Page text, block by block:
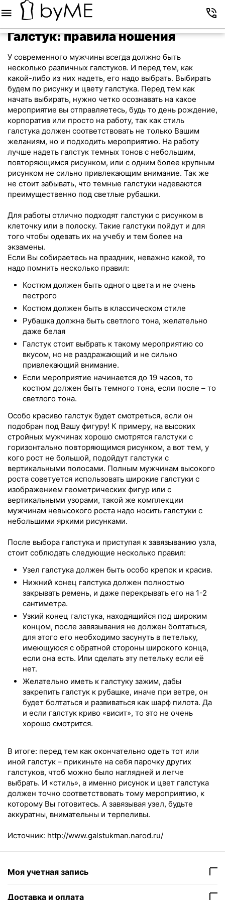
Галстук: правила ношения
У современного мужчины всегда должно быть
несколько различных галстуков. И перед тем, как
какой-либо из них надеть, его надо выбрать. Выбирать
будем по рисунку и цвету галстука. Перед тем как
начать выбирать, нужно четко осознавать на какое
мероприятие вы отправляетесь, будь то день рождение,
корпоратив или просто на работу, так как стиль
галстука должен соответствовать не только Вашим
желаниям, но и подходить мероприятию. На работу
лучше надеть галстук темных тонов с небольшим,
повторяющимся рисунком, или с одним более крупным
рисунком не сильно привлекающим внимание. Так же
не стоит забывать, что темные галстуки надеваются
преимущественно под светлые рубашки.
Для работы отлично подходят галстуки с рисунком в
клеточку или в полоску. Такие галстуки пойдут и для
того чтобы одевать их на учебу и тем более на
экзамены.
Если Вы собираетесь на праздник, неважно какой, то
надо помнить несколько правил:
Костюм должен быть одного цвета и не очень
пестрого
Костюм должен быть в классическом стиле
Рубашка должна быть светлого тона, желательно
даже белая
Галстук стоит выбрать к такому мероприятию со
вкусом, но не раздражающий и не сильно
привлекающий внимание.
Если мероприятие начинается до 19 часов, то
костюм должен быть темного тона, если после – то
светлого тона.
Особо красиво галстук будет смотреться, если он
подобран под Вашу фигуру! К примеру, на высоких
стройных мужчинах хорошо смотрятся галстуки с
горизонтально повторяющимся рисунком, а вот тем, у
кого рост не большой, подойдут галстуки с
вертикальными полосами. Полным мужчинам высокого
роста советуется использовать широкие галстуки с
изображением геометрических фигур или с
вертикальными узорами, такой же комплекции
мужчинам невысокого роста надо носить галстуки с
небольшими яркими рисунками.
После выбора галстука и приступая к завязыванию узла,
стоит соблюдать следующие несколько правил:
Узел галстука должен быть особо крепок и красив.
Нижний конец галстука должен полностью
закрывать ремень, и даже перекрывать его на 1-2
сантиметра.
Узкий конец галстука, находящийся под широким
концом, после завязывания не должен болтаться,
для этого его необходимо засунуть в петельку,
имеющуюся с обратной стороны широкого конца,
если она есть. Или сделать эту петельку если её
нет.
Желательно иметь к галстуку зажим, дабы
закрепить галстук к рубашке, иначе при ветре, он
будет болтаться и развиваться как шарф пилота. Да
и если галстук криво «висит», то это не очень
хорошо смотрится.
В итоге: перед тем как окончательно одеть тот или
иной галстук – прикиньте на себя парочку других
галстуков, чтоб можно было наглядней и легче
выбрать. И «стиль», а именно рисунок и цвет галстука
должен точно соответствовать тому мероприятию, к
которому Вы готовитесь. А завязывая узел, будьте
аккуратны, внимательны и терпеливы.
Источник: http://www.galstukman.narod.ru/
Моя учетная запись
Доставка и оплата
Меню Корзина Контакты